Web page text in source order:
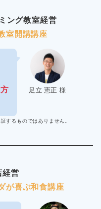
ング教室経営
室開講講座
足立 憲正 様
はありません。
経営
が喜ぶ和食講座